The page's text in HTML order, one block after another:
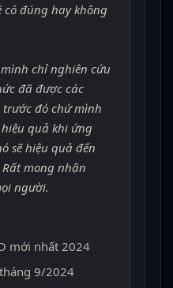
có đúng hay không
chỉ nghiên cứu
đã được các
trước đó chứ mình
quả khi ứng
sẽ hiệu quả đến
mong nhận
người.
mới nhất 2024
9/2024